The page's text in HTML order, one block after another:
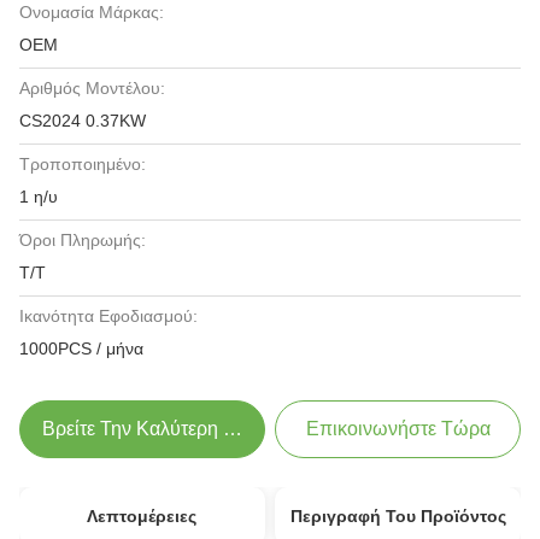
Ονομασία Μάρκας:
OEM
Αριθμός Μοντέλου:
CS2024 0.37KW
Τροποποιημένο:
1 η/υ
Όροι Πληρωμής:
T/T
Ικανότητα Εφοδιασμού:
1000PCS / μήνα
Βρείτε Την Καλύτερη Τιμή Επικοινωνήστε Τώρα
Λεπτομέρειες Περιγραφή Του Προϊόντος